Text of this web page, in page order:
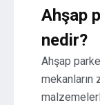
Ahşap
nedir?
Ahşap
mekanların